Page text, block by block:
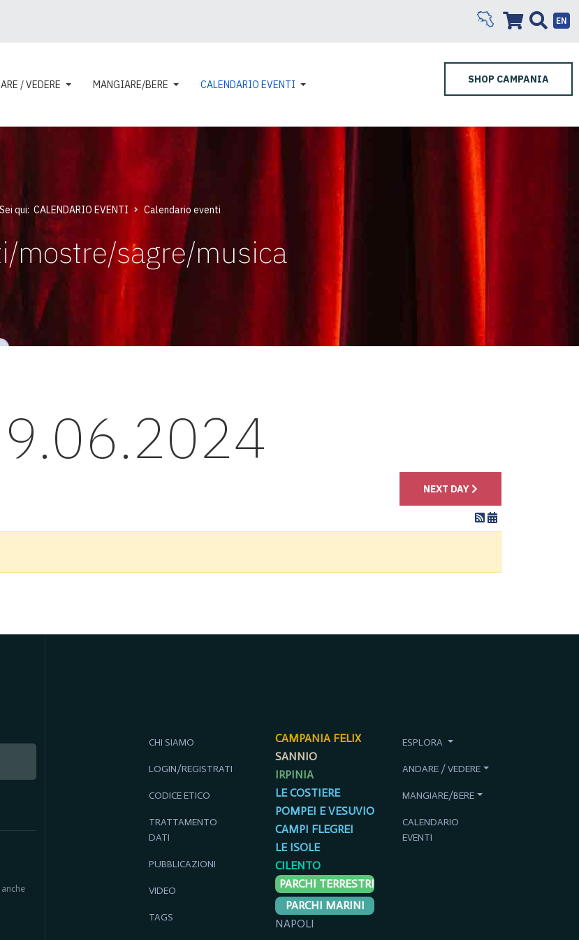
EN
/ VEDERE MANGIARE/BERE CALENDARIO EVENTI SHOP CAMPANIA
Sei qui: CALENDARIO EVENTI Calendario eventi
mostre/sagre/musica
NEXT DAY
CHI SIAMO
LOGIN/REGISTRATI
CODICE ETICO
TRATTAMENTO
DATI
PUBBLICAZIONI
VIDEO
TAGS
CAMPANIA FELIX
SANNIO
IRPINIA
LE COSTIERE
POMPEI E VESUVIO
CAMPI FLEGREI
LE ISOLE
CILENTO
PARCHI TERRESTRI
PARCHI MARINI
NAPOLI
ESPLORA
ANDARE / VEDERE
MANGIARE/BERE
CALENDARIO
EVENTI